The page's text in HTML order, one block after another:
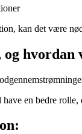
kan det være
og hvordan
en bedre